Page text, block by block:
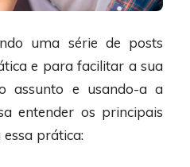
uma série de posts
e para facilitar a sua
assunto e usando-a a
entender os principais
prática: